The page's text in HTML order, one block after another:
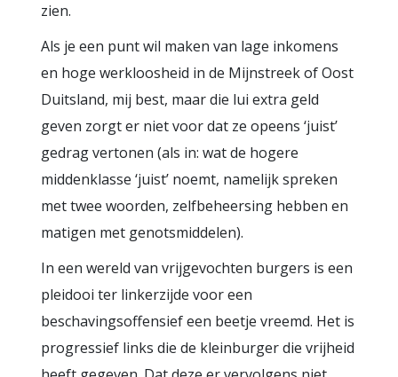
zien.
Als je een punt wil maken van lage inkomens
en hoge werkloosheid in de Mijnstreek of Oost
Duitsland, mij best, maar die lui extra geld
geven zorgt er niet voor dat ze opeens ‘juist’
gedrag vertonen (als in: wat de hogere
middenklasse ‘juist’ noemt, namelijk spreken
met twee woorden, zelfbeheersing hebben en
matigen met genotsmiddelen).
In een wereld van vrijgevochten burgers is een
pleidooi ter linkerzijde voor een
beschavingsoffensief een beetje vreemd. Het is
progressief links die de kleinburger die vrijheid